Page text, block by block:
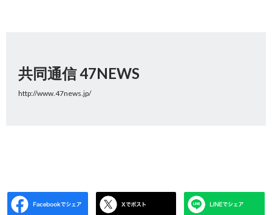
共同通信 47NEWS
http://www.47news.jp/